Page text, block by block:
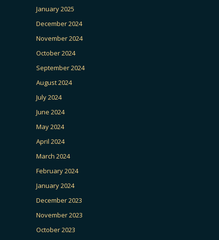
January 2025
December 2024
November 2024
October 2024
September 2024
August 2024
July 2024
June 2024
May 2024
April 2024
March 2024
February 2024
January 2024
December 2023
November 2023
October 2023